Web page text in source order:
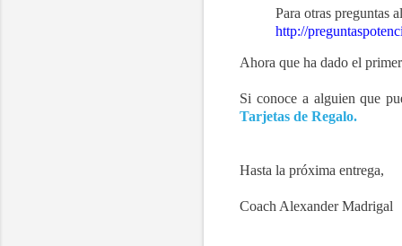
Para otras preguntas
http://
Ahora que ha dado el
Si conoce a alguien que
Tarjetas de Regalo.
Hasta la próxima entrega,
Coach Alexander Madrigal